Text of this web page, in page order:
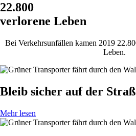
22.800
verlorene Leben
Bei Verkehrsunfällen kamen 2019
Leben.
Bleib sicher auf der
Mehr lesen